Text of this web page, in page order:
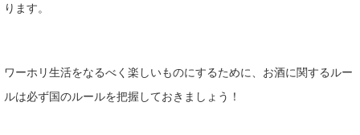
ります。
ワーホリ生活をなるべく楽しいものにするために、お酒に関するルー
ルは必ず国のルールを把握しておきましょう！